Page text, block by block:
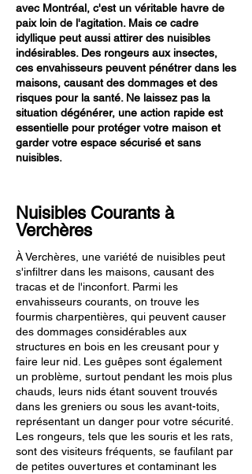
avec Montréal, c'est un véritable havre de
paix loin de l'agitation. Mais ce cadre
idyllique peut aussi attirer des nuisibles
indésirables. Des rongeurs aux insectes,
ces envahisseurs peuvent pénétrer dans les
maisons, causant des dommages et des
risques pour la santé. Ne laissez pas la
situation dégénérer, une action rapide est
essentielle pour protéger votre maison et
garder votre espace sécurisé et sans
nuisibles.
Nuisibles Courants à
Verchères
À Verchères, une variété de nuisibles peut
s'infiltrer dans les maisons, causant des
tracas et de l'inconfort. Parmi les
envahisseurs courants, on trouve les
fourmis charpentières, qui peuvent causer
des dommages considérables aux
structures en bois en les creusant pour y
faire leur nid. Les guêpes sont également
un problème, surtout pendant les mois plus
chauds, leurs nids étant souvent trouvés
dans les greniers ou sous les avant-toits,
représentant un danger pour votre sécurité.
Les rongeurs, tels que les souris et les rats,
sont des visiteurs fréquents, se faufilant par
de petites ouvertures et contaminant les